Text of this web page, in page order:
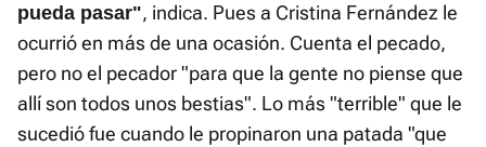
pueda pasar", indica. Pues a Cristina Fernández le
ocurrió en más de una ocasión. Cuenta el pecado,
pero no el pecador "para que la gente no piense que
allí son todos unos bestias". Lo más "terrible" que le
sucedió fue cuando le propinaron una patada "que